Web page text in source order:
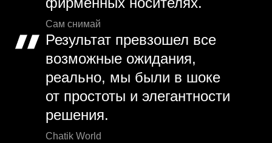
Сам снимай
Результат превзошел все
возможные ожидания,
реально, мы были в шоке
от простоты и элегантности
решения.
Chatik World